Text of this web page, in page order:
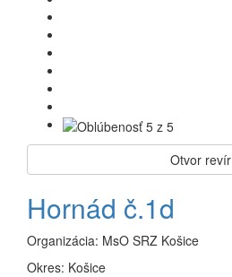
Otvor revír
Hornád č.1d
Organizácia: MsO SRZ Košice
Okres: Košice